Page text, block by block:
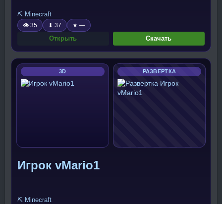
⛏️ Minecraft
👁 35 ⬇ 37 ★ —
Открыть Скачать
3D РАЗВЕРТКА
Игрок vMario1
⛏️ Minecraft